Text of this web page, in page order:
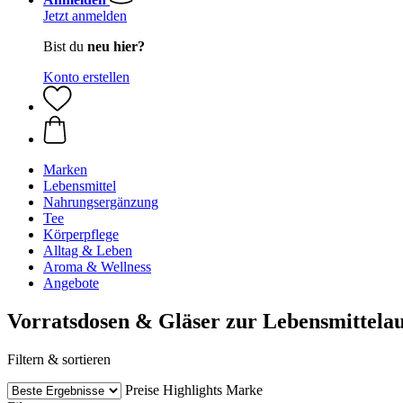
Jetzt anmelden
Bist du neu hier?
Konto erstellen
Marken
Lebensmittel
Nahrungsergänzung
Tee
Körperpflege
Alltag & Leben
Aroma & Wellness
Angebote
Vorratsdosen & Gläser zur
Filtern & sortieren
Preise Highlights Marke